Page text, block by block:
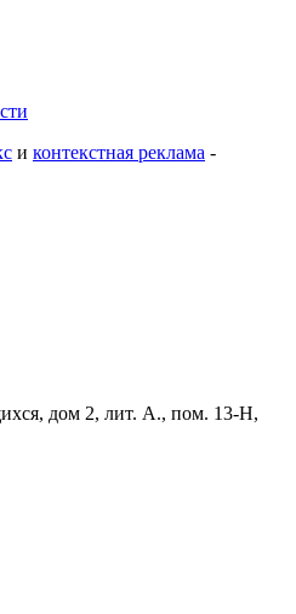
и контекстная реклама -
дом 2, лит. А., пом. 13-Н,